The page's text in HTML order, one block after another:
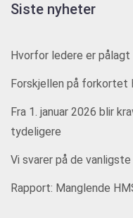
Siste nyheter
Hvorfor ledere er pålagt
Forskjellen på forkortet
Fra 1. januar 2026 blir
tydeligere
Vi svarer på de
Rapport: Manglende